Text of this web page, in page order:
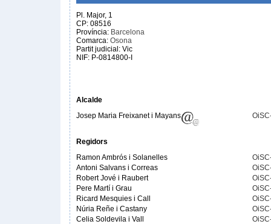
Pl. Major, 1
CP: 08516
Província: Barcelona
Comarca: Osona
Partit judicial: Vic
NIF: P-0814800-I
Alcalde
Josep Maria Freixanet i Mayans
Regidors
Ramon Ambrós i Solanelles
Antoni Salvans i Correas
Robert Jové i Raubert
Pere Martí i Grau
Ricard Mesquies i Call
Núria Reñe i Castany
Celia Soldevila i Vall